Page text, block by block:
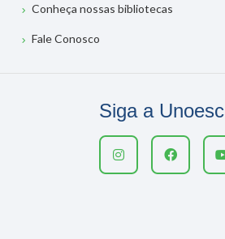
Conheça nossas bibliotecas
Fale Conosco
Siga a Unoesc